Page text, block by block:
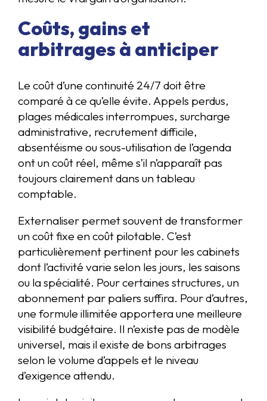
Coûts, gains et
arbitrages à anticiper
Le coût d’une continuité 24/7 doit être
comparé à ce qu’elle évite. Appels perdus,
plages médicales interrompues, surcharge
administrative, recrutement difficile,
absentéisme ou sous-utilisation de l’agenda
ont un coût réel, même s’il n’apparaît pas
toujours clairement dans un tableau
comptable.
Externaliser permet souvent de transformer
un coût fixe en coût pilotable. C’est
particulièrement pertinent pour les cabinets
dont l’activité varie selon les jours, les saisons
ou la spécialité. Pour certaines structures, un
abonnement par paliers suffira. Pour d’autres,
une formule illimitée apportera une meilleure
visibilité budgétaire. Il n’existe pas de modèle
universel, mais il existe de bons arbitrages
selon le volume d’appels et le niveau
d’exigence attendu.